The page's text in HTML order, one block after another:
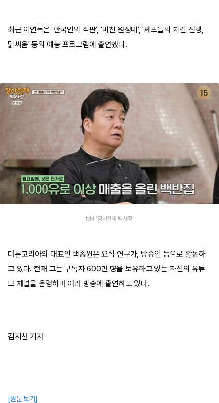
최근 이연복은 '한국인의 식판', '미친 원정대', '셰프들의 치킨 전쟁,
닭싸움' 등의 예능 프로그램에 출연했다.
tvN '장사천재 백사장'
더본코리아의 대표인 백종원은 요식 연구가, 방송인 등으로 활동하
고 있다. 현재 그는 구독자 600만 명을 보유하고 있는 자신의 유튜
브 채널을 운영하며 여러 방송에 출연하고 있다.
김지선 기자
[원문 보기]